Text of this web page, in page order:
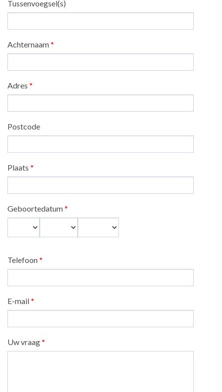
Tussenvoegsel(s)
Achternaam *
Adres *
Postcode
Plaats *
Geboortedatum *
Telefoon *
E-mail *
Uw vraag *